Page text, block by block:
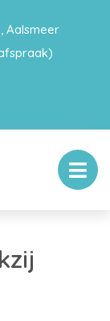
Aalsmeer